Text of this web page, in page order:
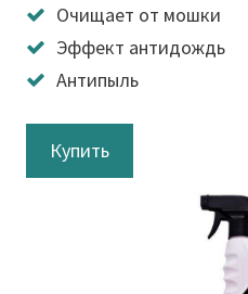
Очищает от мошки
Эффект антидождь
Антипыль
Купить